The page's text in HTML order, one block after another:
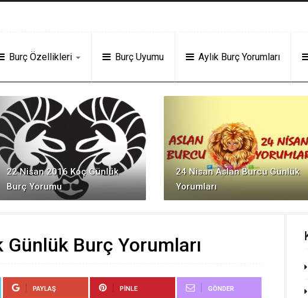
Burç Özellikleri Burç Uyumu Aylık Burç Yorumları
22 Nisan 2016 Koç Günlük
Burç Yorumu
24 Nisan Aslan Burcu Günlük
Yorumları
Günlük Burç Yorumları
PAYLAŞ PINLE GÖNDER